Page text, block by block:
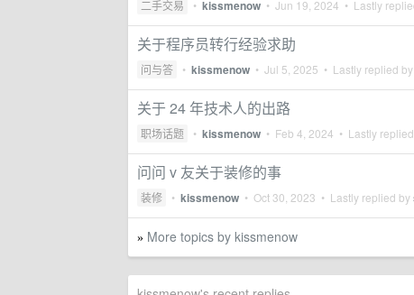
二手交易 • kissmenow • Jun 19, 2024 • Lastly
关于程序员转行经验求助
问与答 • kissmenow • Jul 5, 2025 • Lastly replied by
关于 24 年技术人的出路
职场话题 • kissmenow • Feb 4, 2024 • Lastly
问问 v 友关于装修的事
装修 • kissmenow • Oct 30, 2023 • Lastly replied by
» More topics by kissmenow